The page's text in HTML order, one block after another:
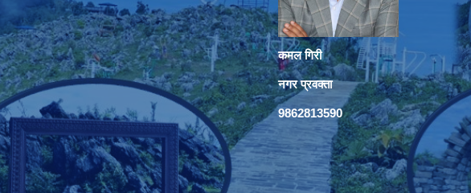
कमल गिरी
नगर प्रवक्ता
9862813590